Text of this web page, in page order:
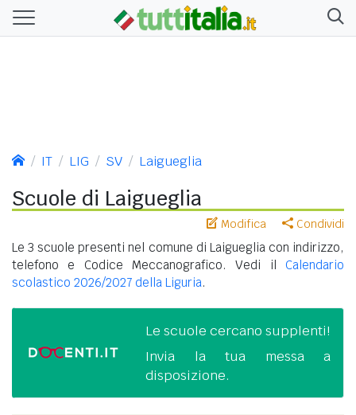
IT LIG SV Laigueglia
Scuole di Laigueglia
Modifica Condividi
Le 3 scuole presenti nel comune di Laigueglia con indirizzo,
telefono e Codice Meccanografico. Vedi il Calendario
scolastico 2026/2027 della Liguria.
Le scuole cercano supplenti!
Invia la tua messa a
disposizione.